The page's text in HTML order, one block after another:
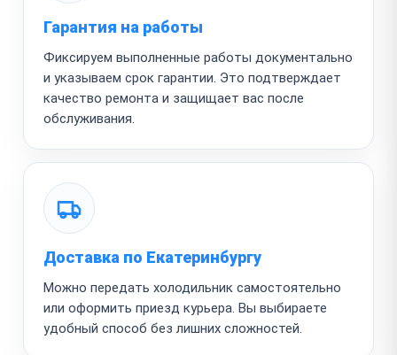
Гарантия на работы
Фиксируем выполненные работы документально
и указываем срок гарантии. Это подтверждает
качество ремонта и защищает вас после
обслуживания.
Доставка по Екатеринбургу
Можно передать холодильник самостоятельно
или оформить приезд курьера. Вы выбираете
удобный способ без лишних сложностей.